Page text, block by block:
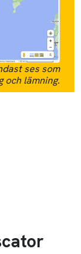
ses som
lämning.